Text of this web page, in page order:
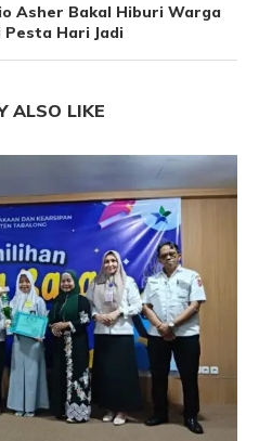
Asher Bakal Hiburi Warga
Pesta Hari Jadi
ALSO LIKE